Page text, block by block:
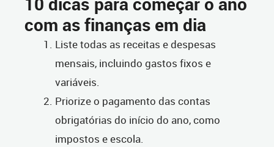
com as finanças em dia
Liste todas as receitas e despesas
mensais, incluindo gastos fixos e
variáveis.
Priorize o pagamento das contas
obrigatórias do início do ano, como
impostos e escola.